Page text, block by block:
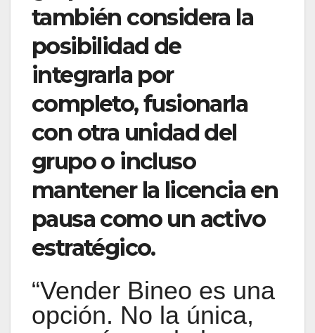
también considera la
posibilidad de
integrarla por
completo, fusionarla
con otra unidad del
grupo o incluso
mantener la licencia en
pausa como un activo
estratégico.
“Vender Bineo es una
opción. No la única,